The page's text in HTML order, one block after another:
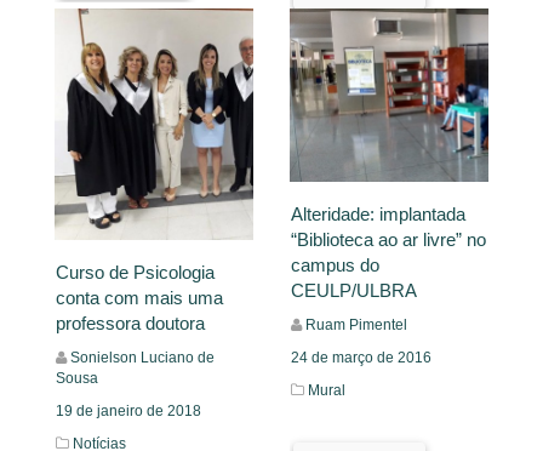
Curso de Psicologia
conta com mais uma
professora doutora
Sonielson Luciano de
Sousa
19 de janeiro de 2018
Notícias
Alteridade: implantada
“Biblioteca ao ar livre” no
campus do
CEULP/ULBRA
Ruam Pimentel
24 de março de 2016
Mural